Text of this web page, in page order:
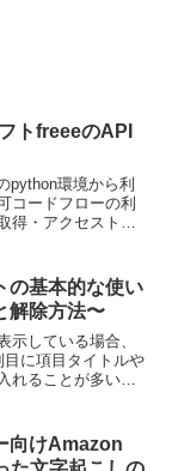
トfreeeのAPI
python環境から利
コードフローの利
得・アクセストー
の基本的な使い
解除方法〜
示している場合、
に項目タイトルや
れることが多いか
ドシートにおけ
示の固定・解除方
向けAmazon